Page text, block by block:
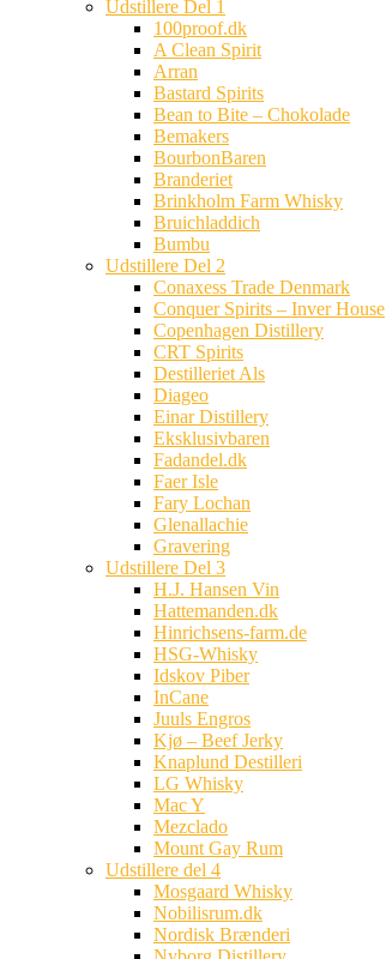
Udstillere Del 1
100proof.dk
A Clean Spirit
Arran
Bastard Spirits
Bean to Bite – Chokolade
Bemakers
BourbonBaren
Branderiet
Brinkholm Farm Whisky
Bruichladdich
Bumbu
Udstillere Del 2
Conaxess Trade Denmark
Conquer Spirits – Inver House
Copenhagen Distillery
CRT Spirits
Destilleriet Als
Diageo
Einar Distillery
Eksklusivbaren
Fadandel.dk
Faer Isle
Fary Lochan
Glenallachie
Gravering
Udstillere Del 3
H.J. Hansen Vin
Hattemanden.dk
Hinrichsens-farm.de
HSG-Whisky
Idskov Piber
InCane
Juuls Engros
Kjø – Beef Jerky
Knaplund Destilleri
LG Whisky
Mac Y
Mezclado
Mount Gay Rum
Udstillere del 4
Mosgaard Whisky
Nobilisrum.dk
Nordisk Brænderi